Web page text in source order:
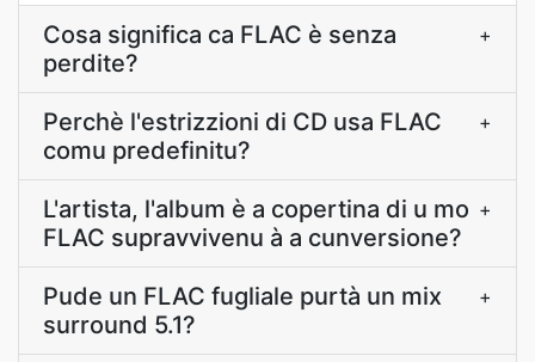
Cosa significa ca FLAC è senza
perdite?
+
Perchè l'estrizzioni di CD usa FLAC
comu predefinitu?
+
L'artista, l'album è a copertina di u mo
FLAC supravvivenu à a cunversione?
+
Pude un FLAC fugliale purtà un mix
surround 5.1?
+